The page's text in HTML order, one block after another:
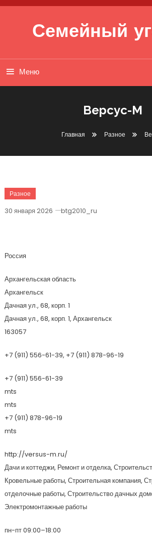
Перейти к содержимому
Семейный
Меню
Версус-М
Главная Разное
Разное
30 января 2026 btg2010_ru
Россия
Архангельская область
Архангельск
Дачная ул., 68, корп. 1
Дачная ул., 68, корп. 1, Архангельск
163057
+7 (911) 556-61-39, +7 (911) 878-96-19
+7 (911) 556-61-39
mts
mts
+7 (911) 878-96-19
mts
http://versus-m.ru/
Дачи и коттеджи, Ремонт и отделка,
Кровельные работы, Строительная компания,
отделочные работы, Строительство дачных
Электромонтажные работы
пн-пт 09:00–18:00